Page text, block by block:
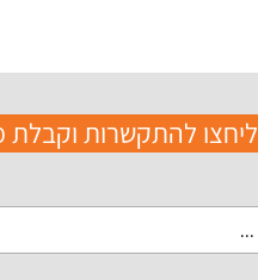
ליחצו להתקשרות וקבלת